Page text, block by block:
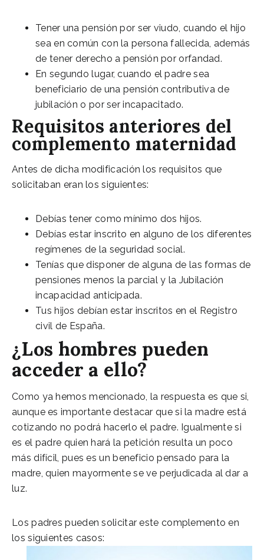
Tener una pensión por ser viudo, cuando el hijo
sea en común con la persona fallecida, además
de tener derecho a pensión por orfandad.
En segundo lugar, cuando el padre sea
beneficiario de una pensión contributiva de
jubilación o por ser incapacitado.
Requisitos anteriores del
complemento maternidad
Antes de dicha modificación los requisitos que
solicitaban eran los siguientes:
Debías tener como mínimo dos hijos.
Debías estar inscrito en alguno de los diferentes
regímenes de la seguridad social.
Tenías que disponer de alguna de las formas de
pensiones menos la parcial y la Jubilación
incapacidad anticipada.
Tus hijos debían estar inscritos en el Registro
civil de España.
¿Los hombres pueden
acceder a ello?
Como ya hemos mencionado, la respuesta es que si,
aunque es importante destacar que si la madre está
cotizando no podrá hacerlo el padre. Igualmente si
es el padre quien hará la petición resulta un poco
más difícil, pues es un beneficio pensado para la
madre, quien mayormente se ve perjudicada al dar a
luz.
Los padres pueden solicitar este complemento en
los siguientes casos: